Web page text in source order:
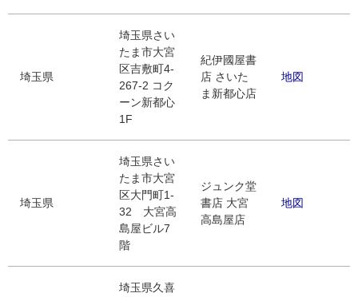
埼玉県
埼玉県さい
たま市大宮
区吉敷町4-
267-2 コク
ーン新都心
1F
紀伊國屋書
店 さいた
ま新都心店
地図
埼玉県
埼玉県さい
たま市大宮
区大門町1-
32 大宮高
島屋ビル7
階
ジュンク堂
書店 大宮
高島屋店
地図
埼玉県久喜